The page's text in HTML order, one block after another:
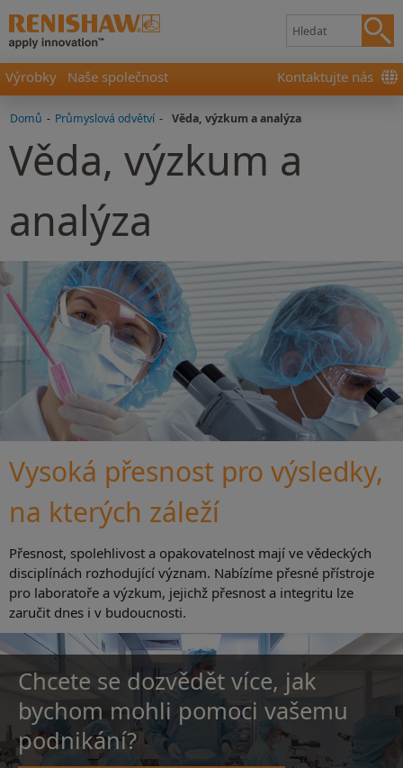
Výrobky Naše společnost Kontaktujte nás
Domů - Průmyslová odvětví - Věda, výzkum a analýza
Věda, výzkum a
analýza
Vysoká přesnost pro výsledky,
na kterých záleží
Přesnost, spolehlivost a opakovatelnost mají ve vědeckých
disciplínách rozhodující význam. Nabízíme přesné přístroje
pro laboratoře a výzkum, jejichž přesnost a integritu lze
zaručit dnes i v budoucnosti.
Chcete se dozvědět více, jak
bychom mohli pomoci vašemu
podnikání?